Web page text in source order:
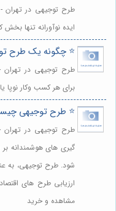
طرح توجیهی در تهران
ایده نوآورانه تنها
⭐️ چگونه یک طرح
طرح توجیهی در
برای هر کسب وکار
⭐️ طرح توجیهی
طرح توجیهی در تهران
گیری های هوشمندانه
شود. طرح توجیهی، به
ارزیابی طرح های
مشاهده و خرید